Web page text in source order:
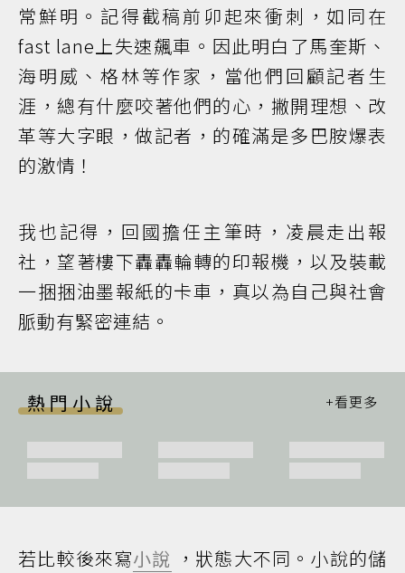
常鮮明。記得截稿前卯起來衝刺，如同在
fast lane上失速飆車。因此明白了馬奎斯、
海明威、格林等作家，當他們回顧記者生
涯，總有什麼咬著他們的心，撇開理想、改
革等大字眼，做記者，的確滿是多巴胺爆表
的激情！
我也記得，回國擔任主筆時，凌晨走出報
社，望著樓下轟轟輪轉的印報機，以及裝載
一捆捆油墨報紙的卡車，真以為自己與社會
脈動有緊密連結。
熱門小說
若比較後來寫小說 ，狀態大不同。小說的儲